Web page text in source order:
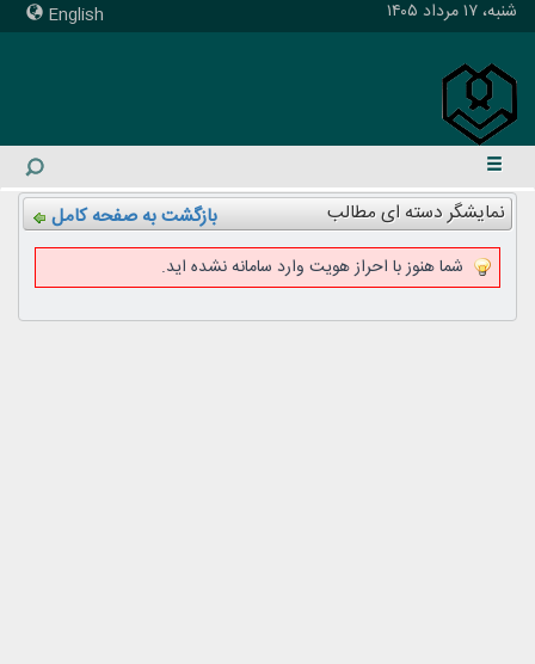
English شنبه، ۱۷ مرداد ۱۴۰۵
نمایشگر دسته ای مطالب بازگشت به صفحه کامل
شما هنوز با احراز هویت وارد سامانه نشده اید.